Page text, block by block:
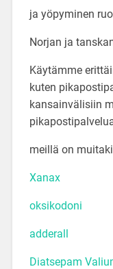
ja yöpyminen
Norjan ja
Käytämme
kuten
kansainvälisiin
meillä on
Xanax
oksikodoni
adderall
Diatsepam